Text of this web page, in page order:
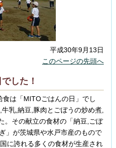
平成30年9月13日
このページの先頭へ
した！
は「MITOごはんの日」でし
乳,納豆,豚肉とごぼうの炒め煮,
。その献立の食材の「納豆,ごぼ
」が茨城県や水戸市産のもので
に誇れる多くの食材が生産され